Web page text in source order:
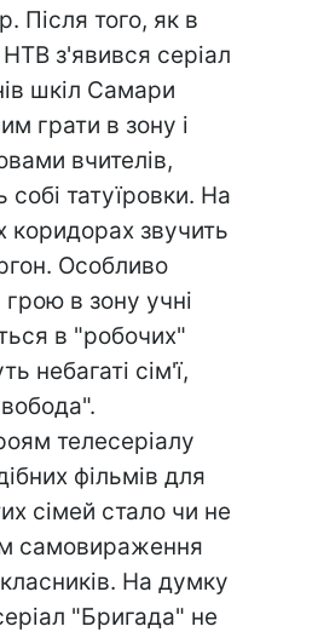
Після того, як в
НТВ з'явився серіал
шкіл Самари
грати в зону і
вчителів,
татуїровки. На
коридорах звучить
Особливо
в зону учні
в "робочих"
небагаті сім'ї,
телесеріалу
фільмів для
сімей стало чи не
самовираження
На думку
"Бригада" не